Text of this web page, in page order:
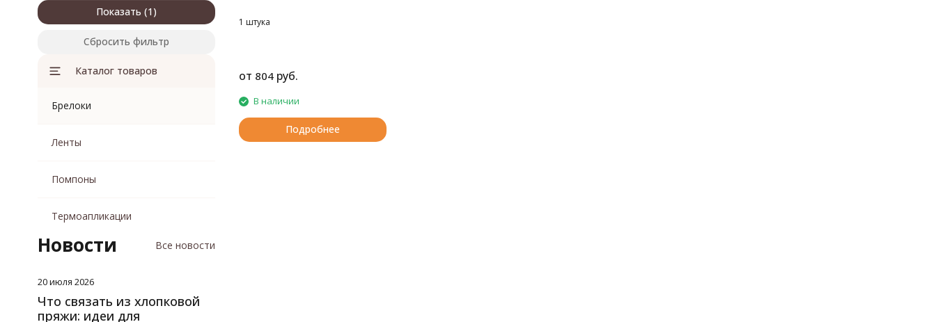
1 штука
от 804 руб.
В наличии
Подробнее
Показать
Сбросить фильтр
Каталог товаров
Брелоки
Ленты
Помпоны
Термоапликации
Новости Все новости
20 июля 2026
Что связать из хлопковой
пряжи: идеи для